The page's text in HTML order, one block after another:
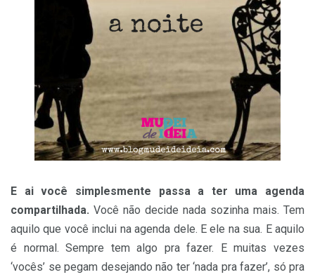
E ai você simplesmente passa a ter uma agenda
compartilhada. Você não decide nada sozinha mais. Tem
aquilo que você inclui na agenda dele. E ele na sua. E aquilo
é normal. Sempre tem algo pra fazer. E muitas vezes
‘vocês’ se pegam desejando não ter ‘nada pra fazer’, só pra